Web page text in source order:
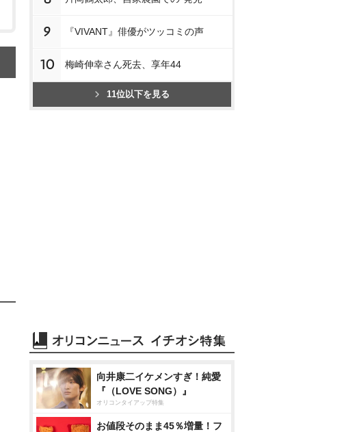
9 『VIVANT』俳優がツッコミの声
10 梅崎伸幸さん死去、享年44
11位以下を見る
向井康二イケメンすぎ！純愛
『（LOVE SONG）』
オリコンタイアップ特集
お値段そのまま45％増量！フ